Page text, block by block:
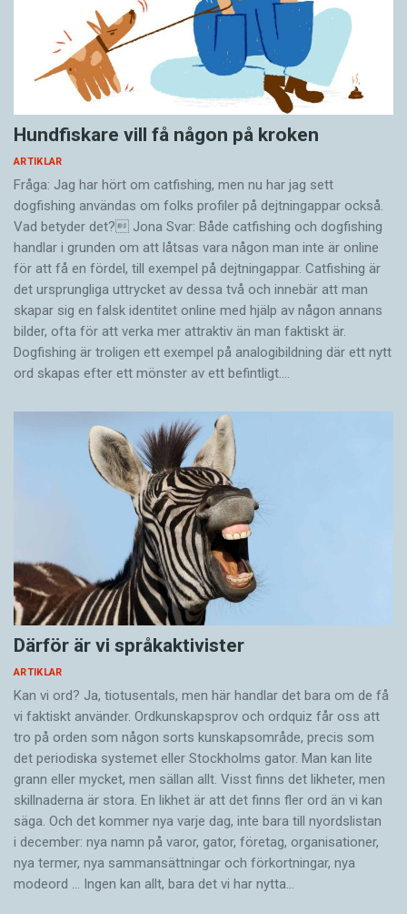
Hundfiskare vill få någon på kroken
ARTIKLAR
Fråga: Jag har hört om catfishing, men nu har jag sett
dogfishing användas om folks profiler på dejtningappar också.
Vad betyder det? Jona Svar: Både catfishing och dogfishing
handlar i grunden om att låtsas vara någon man inte är online
för att få en fördel, till exempel på dejtningappar. Catfishing är
det ursprungliga uttrycket av dessa två och innebär att man
skapar sig en falsk identitet online med hjälp av någon annans
bilder, ofta för att verka mer attraktiv än man faktiskt är.
Dogfishing är troligen ett exempel på analogibildning där ett nytt
ord skapas efter ett mönster av ett befintligt.…
Därför är vi språkaktivister
ARTIKLAR
Kan vi ord? Ja, tiotusentals, men här handlar det bara om de få
vi faktiskt använder. Ordkunskapsprov och ordquiz får oss att
tro på orden som någon sorts kunskapsområde, precis som
det periodiska systemet eller Stockholms gator. Man kan lite
grann eller mycket, men sällan allt. Visst finns det likheter, men
skillnaderna är stora. En likhet är att det finns fler ord än vi kan
säga. Och det kommer nya varje dag, inte bara till nyordslistan
i december: nya namn på varor, gator, företag, organisationer,
nya termer, nya samman­sättningar och förkortningar, nya
modeord … Ingen kan allt, bara det vi har nytta…